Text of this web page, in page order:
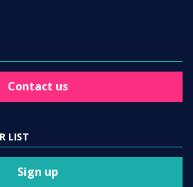
Contact us
LIST
Sign up